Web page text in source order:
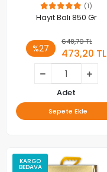
(1)
Hayıt Balı 850 Gr
%27
648,70 TL
473,20 TL
Adet
Sepete Ekle
KARGO
BEDAVA